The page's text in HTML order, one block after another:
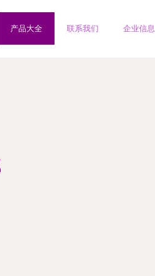
产品大全 联系我们 企业信息